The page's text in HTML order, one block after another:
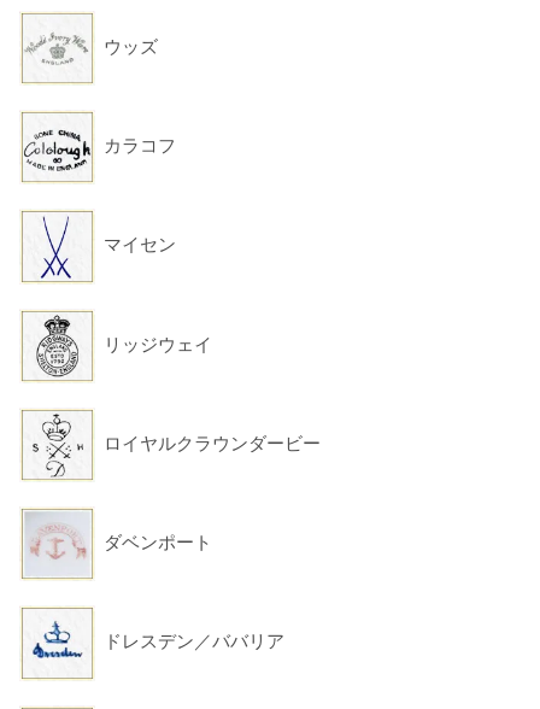
ウッズ
カラコフ
マイセン
リッジウェイ
ロイヤルクラウンダービー
ダベンポート
ドレスデン／ババリア